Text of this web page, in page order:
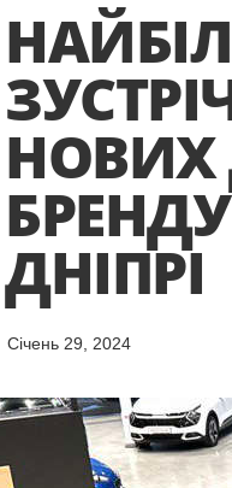
НОВИХ
ДНІПРІ
Cічень 29, 2024